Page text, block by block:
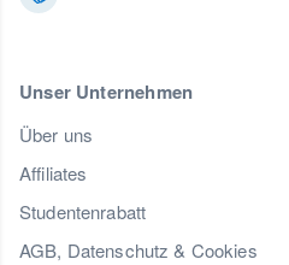
Unser Unternehmen
Über uns
Affiliates
Studentenrabatt
AGB, Datenschutz & Cookies